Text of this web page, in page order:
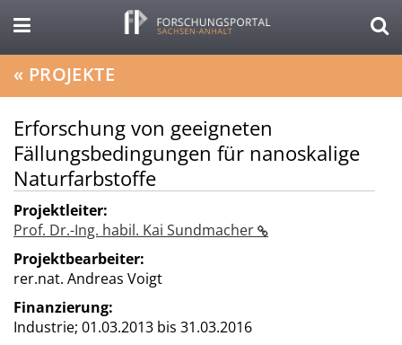
« PROJEKTE
Erforschung von geeigneten
Fällungsbedingungen für nanoskalige
Naturfarbstoffe
Projektleiter:
Prof. Dr.-Ing. habil. Kai Sundmacher
Projektbearbeiter:
rer.nat. Andreas Voigt
Finanzierung:
Industrie; 01.03.2013 bis 31.03.2016